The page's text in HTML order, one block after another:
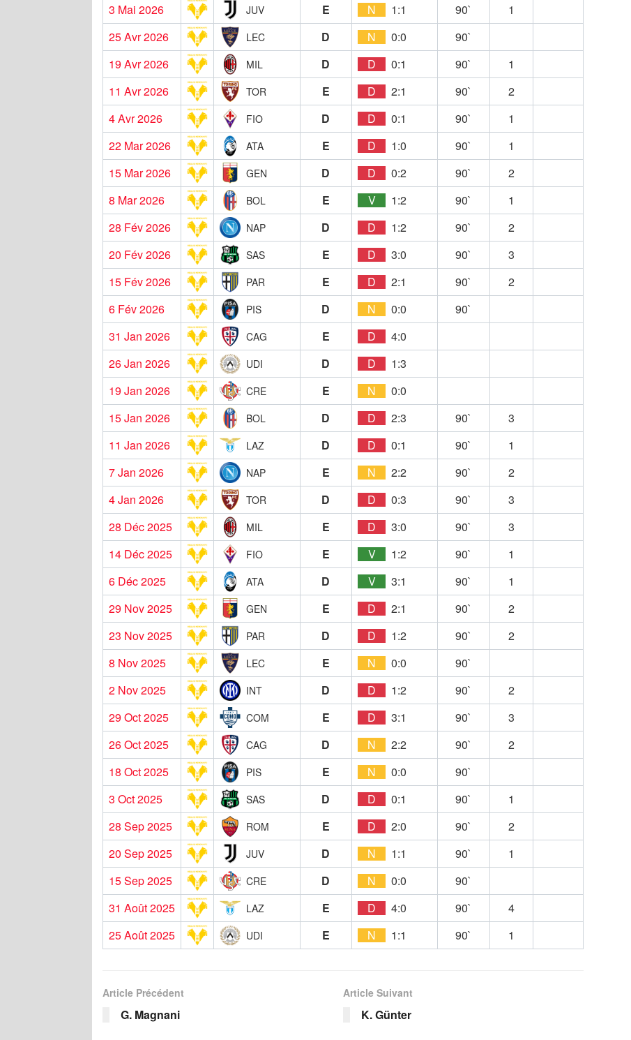
3 Mai 2026
JUV E N 1:1 90`
1
25 Avr 2026
LEC D N 0:0
90`
19 Avr 2026
MIL D D 0:1 90`
1
11 Avr 2026
TOR E D 2:1 90`
2
4 Avr 2026
FIO D D 0:1 90`
1
22 Mar 2026
ATA E D 1:0 90`
1
15 Mar 2026
GEN D D 0:2 90`
2
8 Mar 2026
BOL E V 1:2 90`
1
28 Fév 2026
NAP D D 1:2 90`
2
20 Fév 2026
SAS E D 3:0 90`
3
15 Fév 2026
PAR E D 2:1 90`
2
6 Fév 2026
PIS D N 0:0
90`
31 Jan 2026
CAG E D
4:0
26 Jan 2026
UDI D D
1:3
19 Jan 2026
CRE E N
0:0
15 Jan 2026
BOL D D 2:3 90`
3
11 Jan 2026
LAZ D D 0:1 90`
1
7 Jan 2026
NAP E N 2:2 90`
2
4 Jan 2026
TOR D D 0:3 90`
3
28 Déc 2025
MIL E D 3:0 90`
3
14 Déc 2025
FIO E V 1:2 90`
1
6 Déc 2025
ATA D V 3:1 90`
1
29 Nov 2025
GEN E D 2:1 90`
2
23 Nov 2025
PAR D D 1:2 90`
2
8 Nov 2025
LEC E N 0:0
90`
2 Nov 2025
INT D D 1:2 90`
2
29 Oct 2025
COM E D 3:1 90`
3
26 Oct 2025
CAG D N 2:2 90`
2
18 Oct 2025
PIS E N 0:0
90`
3 Oct 2025
SAS D D 0:1 90`
1
28 Sep 2025
ROM E D 2:0 90`
2
20 Sep 2025
JUV D N 1:1 90`
1
15 Sep 2025
CRE D N 0:0
90`
31 Août 2025
LAZ E D 4:0 90`
4
25 Août 2025
UDI E N 1:1 90` 1
Article Précédent
G. Magnani
Article Suivant
K. Günter